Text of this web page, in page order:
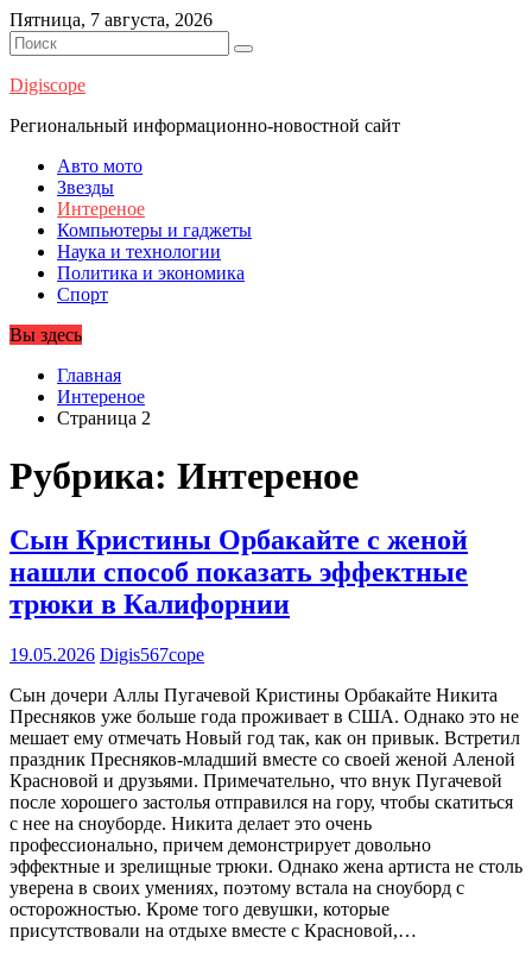
Перейти
к
содержимому
Пятница, 7 августа, 2026
Digiscope
Региональный информационно-новостной сайт
Авто мото
Звезды
Интереное
Компьютеры и гаджеты
Наука и технологии
Политика и экономика
Спорт
Вы здесь
Главная
Интереное
Страница 2
Рубрика: Интереное
Сын Кристины Орбакайте с женой
нашли способ показать эффектные
трюки в Калифорнии
19.05.2026 Digis567cope
Сын дочери Аллы Пугачевой Кристины Орбакайте Никита
Пресняков уже больше года проживает в США. Однако это не
мешает ему отмечать Новый год так, как он привык. Встретил
праздник Пресняков-младший вместе со своей женой Аленой
Красновой и друзьями. Примечательно, что внук Пугачевой
после хорошего застолья отправился на гору, чтобы скатиться
с нее на сноуборде. Никита делает это очень
профессионально, причем демонстрирует довольно
эффектные и зрелищные трюки. Однако жена артиста не столь
уверена в своих умениях, поэтому встала на сноуборд с
осторожностью. Кроме того девушки, которые
присутствовали на отдыхе вместе с Красновой,…